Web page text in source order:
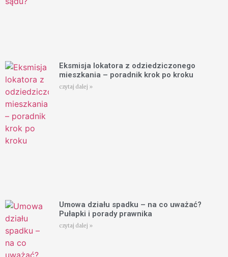
Eksmisja lokatora z odziedziczonego
mieszkania – poradnik krok po kroku
czytaj dalej »
Umowa działu spadku – na co uważać?
Pułapki i porady prawnika
czytaj dalej »